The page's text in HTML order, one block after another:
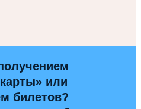
или
билетов?